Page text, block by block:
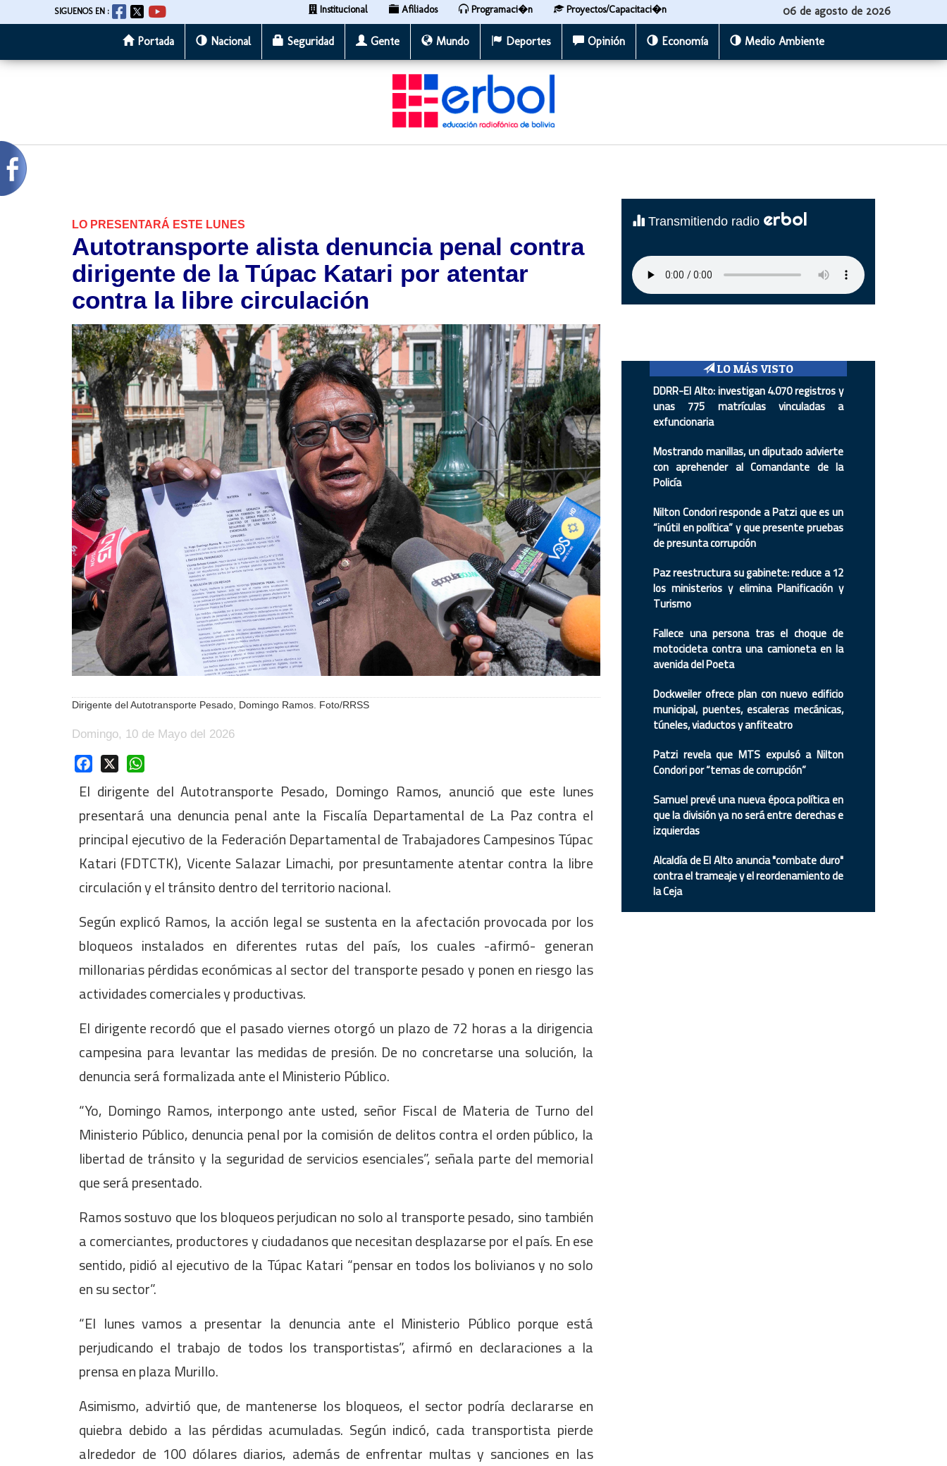
al
SIGUENOS EN : Institucional Afiliados Programaci�n Proyectos/Capacitaci�n 06 de agosto de 2026
Portada Nacional Seguridad Gente Mundo Deportes Opinión Economía Medio Ambiente
LO PRESENTARÁ ESTE LUNES
Autotransporte alista denuncia penal contra
dirigente de la Túpac Katari por atentar
contra la libre circulación
Dirigente del Autotransporte Pesado, Domingo Ramos. Foto/RRSS
Domingo, 10 de Mayo del 2026
Facebook
El dirigente del Autotransporte Pesado, Domingo Ramos, anunció que este lunes
presentará una denuncia penal ante la Fiscalía Departamental de La Paz contra el
principal ejecutivo de la Federación Departamental de Trabajadores Campesinos Túpac
Katari (FDTCTK), Vicente Salazar Limachi, por presuntamente atentar contra la libre
circulación y el tránsito dentro del territorio nacional.
Según explicó Ramos, la acción legal se sustenta en la afectación provocada por los
bloqueos instalados en diferentes rutas del país, los cuales -afirmó- generan
millonarias pérdidas económicas al sector del transporte pesado y ponen en riesgo las
actividades comerciales y productivas.
El dirigente recordó que el pasado viernes otorgó un plazo de 72 horas a la dirigencia
campesina para levantar las medidas de presión. De no concretarse una solución, la
denuncia será formalizada ante el Ministerio Público.
“Yo, Domingo Ramos, interpongo ante usted, señor Fiscal de Materia de Turno del
Ministerio Público, denuncia penal por la comisión de delitos contra el orden público, la
libertad de tránsito y la seguridad de servicios esenciales”, señala parte del memorial
que será presentado.
Ramos sostuvo que los bloqueos perjudican no solo al transporte pesado, sino también
a comerciantes, productores y ciudadanos que necesitan desplazarse por el país. En ese
sentido, pidió al ejecutivo de la Túpac Katari “pensar en todos los bolivianos y no solo
en su sector”.
“El lunes vamos a presentar la denuncia ante el Ministerio Público porque está
perjudicando el trabajo de todos los transportistas”, afirmó en declaraciones a la
prensa en plaza Murillo.
Asimismo, advirtió que, de mantenerse los bloqueos, el sector podría declararse en
quiebra debido a las pérdidas acumuladas. Según indicó, cada transportista pierde
alrededor de 100 dólares diarios, además de enfrentar multas y sanciones en las
Transmitiendo radio erbol
LO MÁS VISTO
DDRR-El Alto: investigan 4.070 registros y
unas 775 matrículas vinculadas a
exfuncionaria
Mostrando manillas, un diputado advierte
con aprehender al Comandante de la
Policía
Nilton Condori responde a Patzi que es un
“inútil en política” y que presente pruebas
de presunta corrupción
Paz reestructura su gabinete: reduce a 12
los ministerios y elimina Planificación y
Turismo
Fallece una persona tras el choque de
motocicleta contra una camioneta en la
avenida del Poeta
Dockweiler ofrece plan con nuevo edificio
municipal, puentes, escaleras mecánicas,
túneles, viaductos y anfiteatro
Patzi revela que MTS expulsó a Nilton
Condori por “temas de corrupción”
Samuel prevé una nueva época política en
que la división ya no será entre derechas e
izquierdas
Alcaldía de El Alto anuncia "combate duro"
contra el trameaje y el reordenamiento de
la Ceja